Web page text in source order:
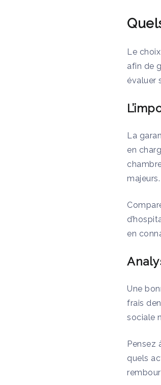
Le
afin de
évaluer
La
en
majeurs.
en
Une
frais
sociale
Pensez
quels